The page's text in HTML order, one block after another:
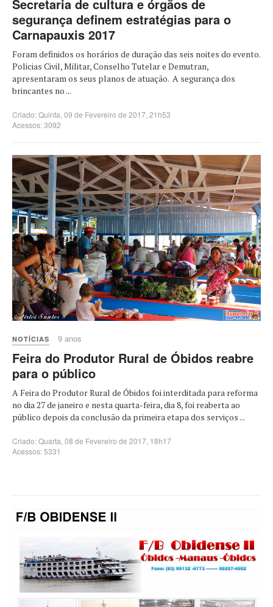
Secretaria de cultura e órgãos de
segurança definem estratégias para o
Carnapauxis 2017
Foram definidos os horários de duração das seis noites do evento.
Policias Civil, Militar, Conselho Tutelar e Demutran,
apresentaram os seus planos de atuação. A segurança dos
brincantes no ...
Criado: Quinta, 09 de Fevereiro de 2017, 21h53
Acessos: 3092
NOTÍCIAS 9 anos
Feira do Produtor Rural de Óbidos reabre
para o público
A Feira do Produtor Rural de Óbidos foi interditada para reforma
no dia 27 de janeiro e nesta quarta-feira, dia 8, foi reaberta ao
público depois da conclusão da primeira etapa dos serviços ...
Criado: Quarta, 08 de Fevereiro de 2017, 18h17
Acessos: 5331